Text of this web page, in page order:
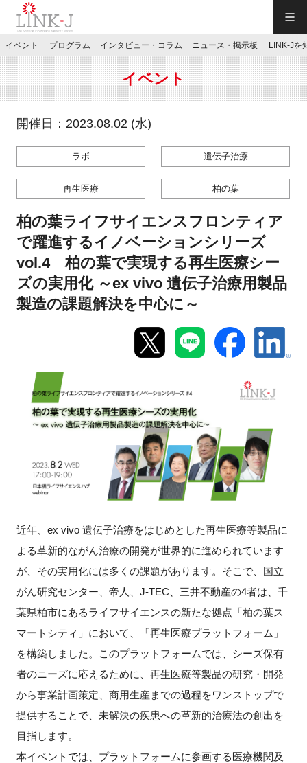
JP／EN
特別会員専用メニュー
お問い合わせ
マイページ
イベント
プログラム
ニュース・掲示板
特別会員
施設・アクセス
イベントお知らせメール登録
イベント プログラム インタビュー・コラム ニュース・掲示板 LINK-Jを
イベント
開催日：2023.08.02 (水)
ラボ 遺伝子治療
再生医療 柏の葉
柏の葉ライフサイエンスフロンティア
で躍進するイノベーションシリーズ
vol.4 柏の葉で実現する再生医療シー
ズの実用化 ～ex vivo 遺伝子治療用製品
製造の課題解決を中心に～
近年、ex vivo 遺伝子治療をはじめとした再生医療等製品に
よる革新的ながん治療の開発が世界的に進められています
が、その実用化には多くの課題があります。そこで、国立
がん研究センター、帝人、J-TEC、三井不動産の4者は、千
葉県柏市にあるライフサイエンスの新たな拠点「柏の葉ス
マートシティ」において、「再生医療プラットフォーム」
を構築しました。このプラットフォームでは、シーズ保有
者のニーズに応えるために、再生医療等製品の研究・開発
から事業計画策定、商用生産までの過程をワンストップで
提供することで、未解決の疾患への革新的治療法の創出を
目指します。
本イベントでは、プラットフォームに参画する医療機関及